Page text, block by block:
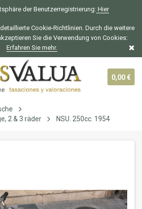
der Benutzerregistrierung:Hier
Cookie-Richtlinien. Durch die weitere
Sie die Verwendung von Cookies:
Erfahren Sie mehr.
0,00 €
2 & 3 räder
NSU. 250cc. 1954